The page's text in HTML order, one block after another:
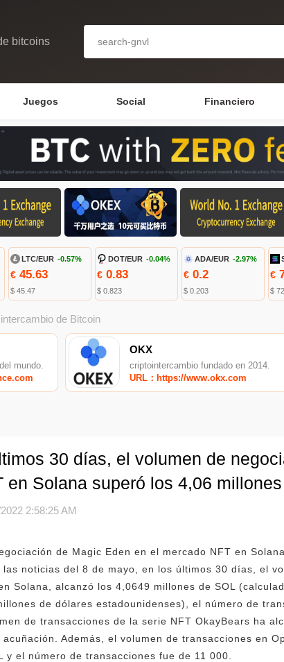
bitcoins
Juegos Social Financiero
LTC/EUR -0.57%
€45.63
$ 45.47
DOT/EUR -0.04%
€0.83
$ 0.823
ADA/EUR -2.97%
€0.2
$ 0.203
€
$
de Bitcoin
mundo.
OKX
criptointercambio fundado en 2014.
URL：https://www.okx.com
30 días, el volumen de
en Solana superó los 4,06
2:58:25 AM
de Magic Eden en el mercado NFT en
noticias del 8 de mayo, en los últimos 30 días, el
Solana, alcanzó los 4,0649 millones de SOL
de dólares estadounidenses), el número de
de transacciones de la serie NFT OkayBears ha
Además, el volumen de transacciones en
y el número de transacciones fue de 11 000.